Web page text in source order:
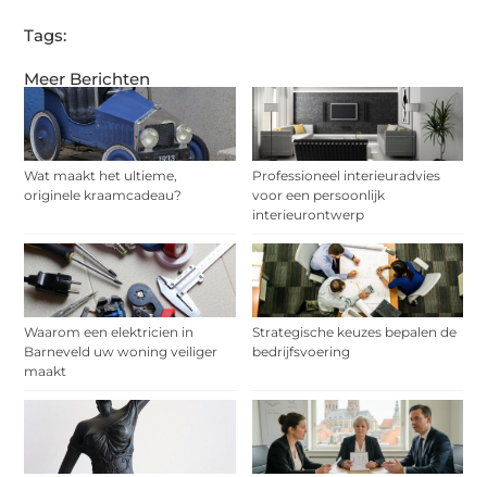
Meer Berichten
Wat maakt het ultieme,
originele kraamcadeau?
Professioneel interieuradvies
voor een persoonlijk
interieurontwerp
Waarom een elektricien in
Barneveld uw woning veiliger
maakt
Strategische keuzes bepalen de
bedrijfsvoering
Tags: